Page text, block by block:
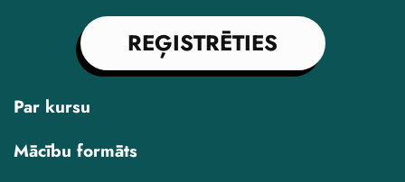
REĢISTRĒTIES
Par kursu
Mācību formāts